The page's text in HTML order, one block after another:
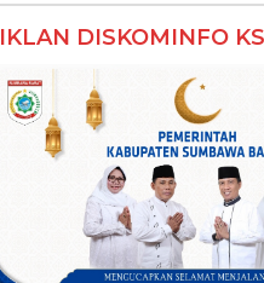
IKLAN DISKOMINFO